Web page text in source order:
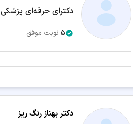
دکترای حرفه‌ای پزشکی
5 نوبت موفق
دکتر بهناز رنگ ریز